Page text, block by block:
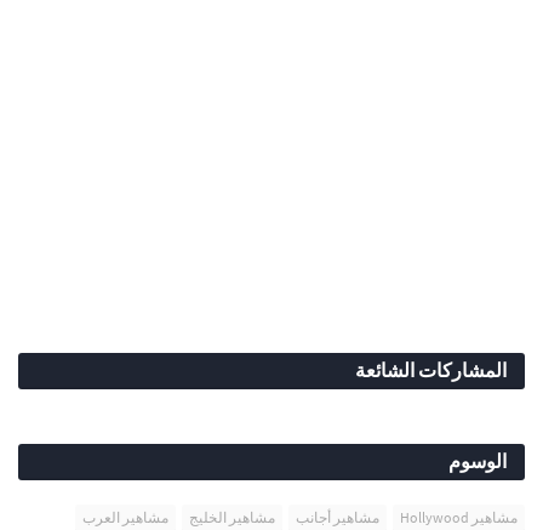
المشاركات الشائعة
الوسوم
مشاهير Hollywood مشاهير أجانب مشاهير الخليج
مشاهير العرب